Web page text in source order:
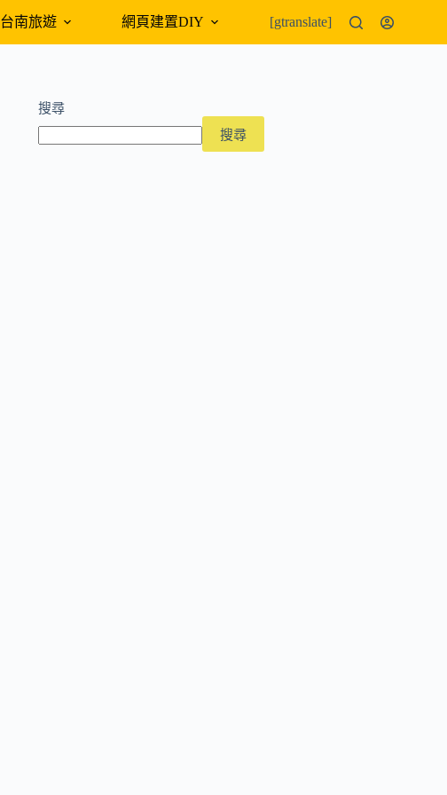
台南旅遊 網頁建置DIY 外幣匯率
[gtranslate]
搜尋
搜尋